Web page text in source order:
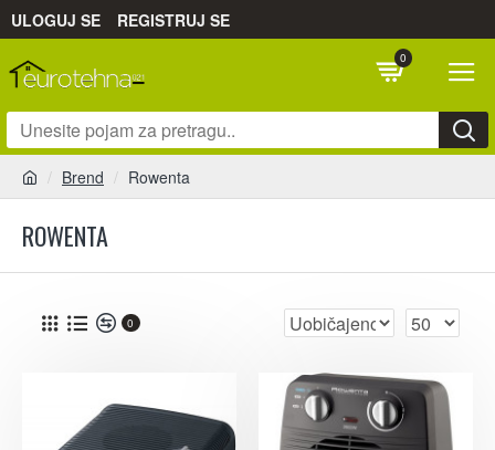
ULOGUJ SE REGISTRUJ SE
0
Brend Rowenta
ROWENTA
0